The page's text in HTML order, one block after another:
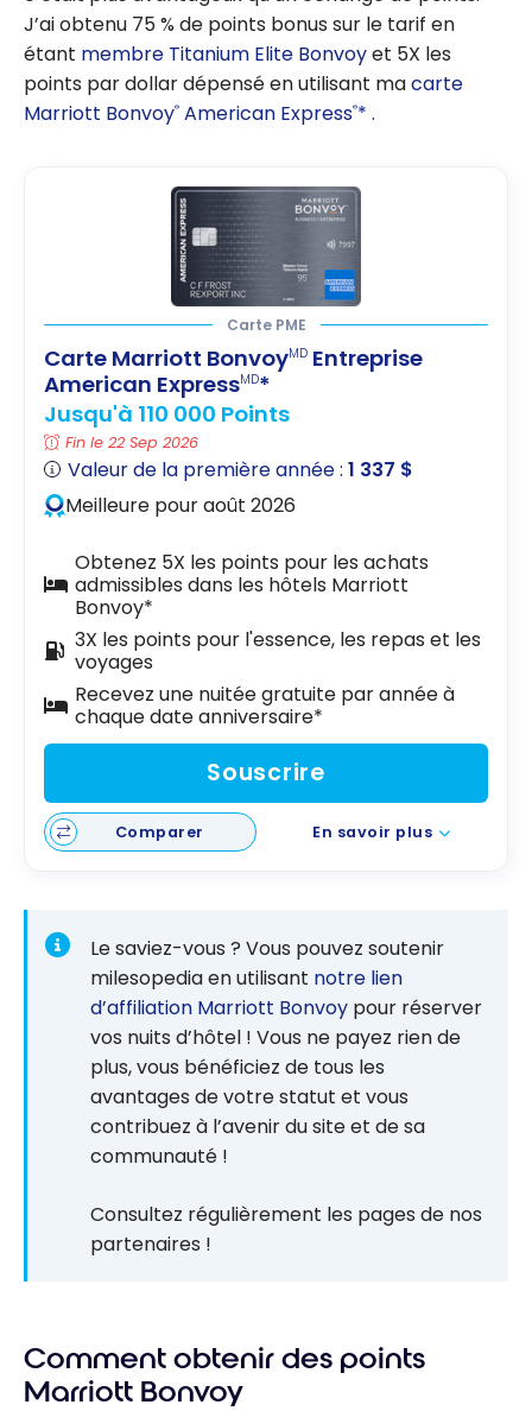
J’ai obtenu 75 % de points bonus sur le tarif en
étant membre Titanium Elite Bonvoyet 5X les
points par dollar dépensé en utilisant macarte
Marriott Bonvoy® American Express®* .
Carte PME
Carte Marriott BonvoyMD Entreprise
American ExpressMD*
Jusqu'à 110 000 Points
Fin le 22 Sep 2026
Valeur de la première année :1 337 $
Meilleure pour août 2026
Obtenez 5X les points pour les achats
admissibles dans les hôtels Marriott
Bonvoy*
3X les points pour l'essence, les repas et les
voyages
Recevez une nuitée gratuite par année à
chaque date anniversaire*
Souscrire
Comparer En savoir plus
Le saviez-vous ? Vous pouvez soutenir
milesopedia en utilisant notre lien
d’affiliation Marriott Bonvoy pour réserver
vos nuits d’hôtel ! Vous ne payez rien de
plus, vous bénéficiez de tous les
avantages de votre statut et vous
contribuez à l’avenir du site et de sa
communauté !
Consultez régulièrement les pages de nos
partenaires !
Comment obtenir des points
Marriott Bonvoy